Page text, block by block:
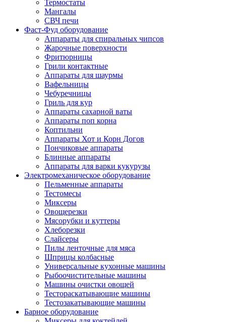
Термостаты
Мангалы
СВЧ печи
Фаст-Фуд оборудование
Аппараты для спиральных чипсов
Жарочные поверхности
Фритюрницы
Грили контактные
Аппараты для шаурмы
Вафельницы
Чебуречницы
Гриль для кур
Аппараты сахарной ваты
Аппараты поп корна
Коптильни
Аппараты Хот и Корн Догов
Пончиковые аппараты
Блинные аппараты
Аппараты для варки кукурузы
Электромеханическое оборудование
Пельменные аппараты
Тестомесы
Миксеры
Овощерезки
Мясорубки и куттеры
Хлеборезки
Слайсеры
Пилы ленточные для мяса
Шприцы колбасные
Универсальные кухонные машины
Рыбоочистительные машины
Машины очистки овощей
Тестораскатывающие машины
Тестозакатывающие машины
Барное оборудование